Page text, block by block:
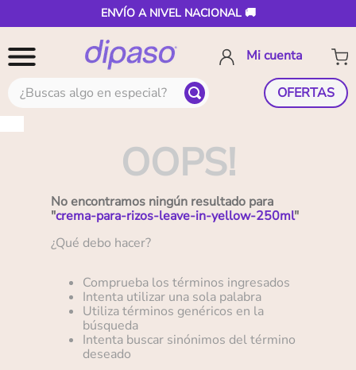
ENVÍO A NIVEL NACIONAL 🚚
¿Buscas algo en especial? OFERTAS
OOPS!
No encontramos ningún resultado para
"crema-para-rizos-leave-in-yellow-250ml"
¿Qué debo hacer?
Comprueba los términos ingresados
Intenta utilizar una sola palabra
Utiliza términos genéricos en la
búsqueda
Intenta buscar sinónimos del término
deseado